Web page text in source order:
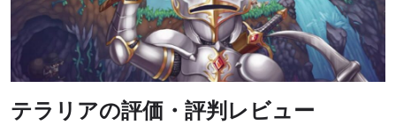
テラリアの評価・評判レビュー